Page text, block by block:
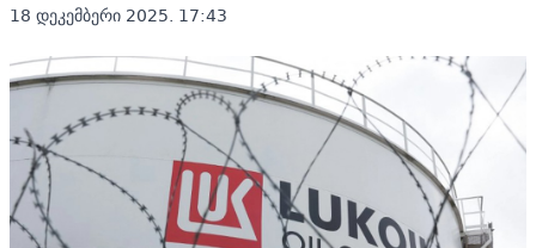
18 დეკემბერი 2025. 17:43